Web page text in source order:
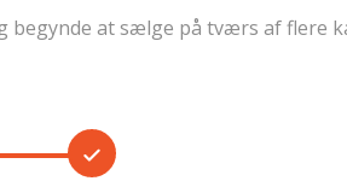
begynde at sælge på tværs af flere